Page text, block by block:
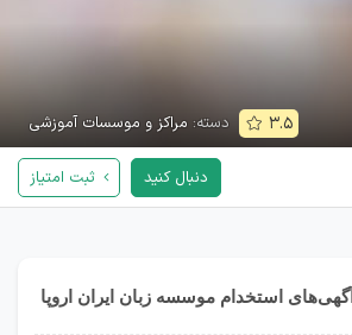
۳.۵ دسته: مراکز و موسسات آموزشی
دنبال کنید ثبت امتیاز
آگهی‌های استخدام موسسه زبان ایران اروپا